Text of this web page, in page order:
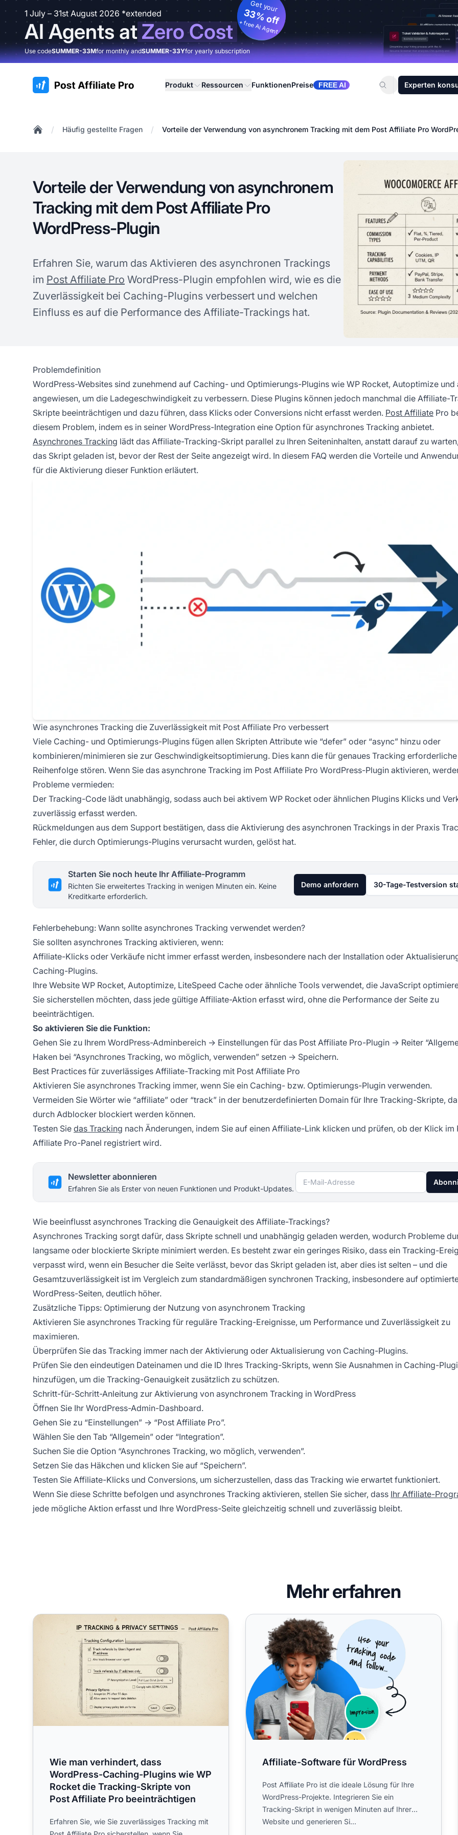
1 July – 31st August 2026 *extended
AI Agents atZero Cost
Get your
33% off
+ free AI Agent
Use codeSUMMER-33Mfor monthly andSUMMER-33Yfor yearly subscription
:site.title Produkt Ressourcen FunktionenPreise FREE AI Experten
/ Häufig gestellte Fragen / Vorteile der Verwendung von asynchronem Tracking mit dem Post Affiliate Pro
Vorteile der Verwendung von asynchronem
Tracking mit dem Post Affiliate Pro
WordPress-Plugin
Erfahren Sie, warum das Aktivieren des asynchronen Trackings
im Post Affiliate Pro WordPress-Plugin empfohlen wird, wie es die
Zuverlässigkeit bei Caching-Plugins verbessert und welchen
Einfluss es auf die Performance des Affiliate-Trackings hat.
Problemdefinition
WordPress-Websites sind zunehmend auf Caching- und Optimierungs-Plugins wie WP Rocket, Autoptimize und
angewiesen, um die Ladegeschwindigkeit zu verbessern. Diese Plugins können jedoch manchmal die Affiliate-
Skripte beeinträchtigen und dazu führen, dass Klicks oder Conversions nicht erfasst werden. Post Affiliate Pro
diesem Problem, indem es in seiner WordPress-Integration eine Option für asynchrones Tracking anbietet.
Asynchrones Tracking lädt das Affiliate-Tracking-Skript parallel zu Ihren Seiteninhalten, anstatt darauf zu
das Skript geladen ist, bevor der Rest der Seite angezeigt wird. In diesem FAQ werden die Vorteile und
für die Aktivierung dieser Funktion erläutert.
Wie asynchrones Tracking die Zuverlässigkeit mit Post Affiliate Pro verbessert
Viele Caching- und Optimierungs-Plugins fügen allen Skripten Attribute wie “defer” oder “async” hinzu oder
kombinieren/minimieren sie zur Geschwindigkeitsoptimierung. Dies kann die für genaues Tracking erforderliche
Reihenfolge stören. Wenn Sie das asynchrone Tracking im Post Affiliate Pro WordPress-Plugin aktivieren,
Probleme vermieden:
Der Tracking-Code lädt unabhängig, sodass auch bei aktivem WP Rocket oder ähnlichen Plugins Klicks und
zuverlässig erfasst werden.
Rückmeldungen aus dem Support bestätigen, dass die Aktivierung des asynchronen Trackings in der Praxis
Fehler, die durch Optimierungs-Plugins verursacht wurden, gelöst hat.
Starten Sie noch heute Ihr Affiliate-Programm
Richten Sie erweitertes Tracking in wenigen Minuten ein. Keine
Kreditkarte erforderlich.
Demo anfordern 30-Tage-Testversion
Fehlerbehebung: Wann sollte asynchrones Tracking verwendet werden?
Sie sollten asynchrones Tracking aktivieren, wenn:
Affiliate-Klicks oder Verkäufe nicht immer erfasst werden, insbesondere nach der Installation oder
Caching-Plugins.
Ihre Website WP Rocket, Autoptimize, LiteSpeed Cache oder ähnliche Tools verwendet, die JavaScript
Sie sicherstellen möchten, dass jede gültige Affiliate-Aktion erfasst wird, ohne die Performance der Seite zu
beeinträchtigen.
So aktivieren Sie die Funktion:
Gehen Sie zu Ihrem WordPress-Adminbereich → Einstellungen für das Post Affiliate Pro-Plugin → Reiter
Haken bei “Asynchrones Tracking, wo möglich, verwenden” setzen → Speichern.
Best Practices für zuverlässiges Affiliate-Tracking mit Post Affiliate Pro
Aktivieren Sie asynchrones Tracking immer, wenn Sie ein Caching- bzw. Optimierungs-Plugin verwenden.
Vermeiden Sie Wörter wie “affiliate” oder “track” in der benutzerdefinierten Domain für Ihre Tracking-Skripte,
durch Adblocker blockiert werden können.
Testen Sie das Tracking nach Änderungen, indem Sie auf einen Affiliate-Link klicken und prüfen, ob der Klick im
Affiliate Pro-Panel registriert wird.
Newsletter abonnieren
Erfahren Sie als Erster von neuen Funktionen und Produkt-Updates.
E-Mail-Adresse
Wie beeinflusst asynchrones Tracking die Genauigkeit des Affiliate-Trackings?
Asynchrones Tracking sorgt dafür, dass Skripte schnell und unabhängig geladen werden, wodurch Probleme
langsame oder blockierte Skripte minimiert werden. Es besteht zwar ein geringes Risiko, dass ein Tracking-
verpasst wird, wenn ein Besucher die Seite verlässt, bevor das Skript geladen ist, aber dies ist selten – und die
Gesamtzuverlässigkeit ist im Vergleich zum standardmäßigen synchronen Tracking, insbesondere auf
WordPress-Seiten, deutlich höher.
Zusätzliche Tipps: Optimierung der Nutzung von asynchronem Tracking
Aktivieren Sie asynchrones Tracking für reguläre Tracking-Ereignisse, um Performance und Zuverlässigkeit zu
maximieren.
Überprüfen Sie das Tracking immer nach der Aktivierung oder Aktualisierung von Caching-Plugins.
Prüfen Sie den eindeutigen Dateinamen und die ID Ihres Tracking-Skripts, wenn Sie Ausnahmen in Caching-
hinzufügen, um die Tracking-Genauigkeit zusätzlich zu schützen.
Schritt-für-Schritt-Anleitung zur Aktivierung von asynchronem Tracking in WordPress
Öffnen Sie Ihr WordPress-Admin-Dashboard.
Gehen Sie zu “Einstellungen” → “Post Affiliate Pro”.
Wählen Sie den Tab “Allgemein” oder “Integration”.
Suchen Sie die Option “Asynchrones Tracking, wo möglich, verwenden”.
Setzen Sie das Häkchen und klicken Sie auf “Speichern”.
Testen Sie Affiliate-Klicks und Conversions, um sicherzustellen, dass das Tracking wie erwartet funktioniert.
Wenn Sie diese Schritte befolgen und asynchrones Tracking aktivieren, stellen Sie sicher, dass Ihr Affiliate-
jede mögliche Aktion erfasst und Ihre WordPress-Seite gleichzeitig schnell und zuverlässig bleibt.
Mehr erfahren
Wie man verhindert, dass WordPress-Caching-Plugins wie WP Rocket die Tracking-Skripte von Post Affiliate
Wie man verhindert, dass
WordPress-Caching-Plugins wie WP
Rocket die Tracking-Skripte von
Post Affiliate Pro beeinträchtigen
Erfahren Sie, wie Sie zuverlässiges Tracking mit
Affiliate-Software für WordPress
Affiliate-Software für WordPress
Post Affiliate Pro ist die ideale Lösung für Ihre
WordPress-Projekte. Integrieren Sie ein
Tracking-Skript in wenigen Minuten auf Ihrer
Website und generieren Si...